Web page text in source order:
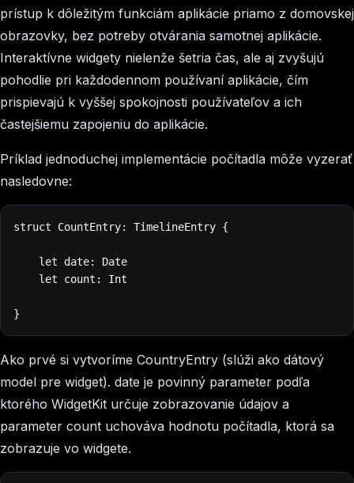
prístup k dôležitým funkciám aplikácie priamo z domovskej
obrazovky, bez potreby otvárania samotnej aplikácie.
Interaktívne widgety nielenže šetria čas, ale aj zvyšujú
pohodlie pri každodennom používaní aplikácie, čím
prispievajú k vyššej spokojnosti používateľov a ich
častejšiemu zapojeniu do aplikácie.
Príklad jednoduchej implementácie počítadla môže vyzerať
nasledovne:
struct CountEntry: TimelineEntry {
    let date: Date
    let count: Int
}
Ako prvé si vytvoríme CountryEntry (slúži ako dátový
model pre widget). date je povinný parameter podľa
ktorého WidgetKit určuje zobrazovanie údajov a
parameter count uchováva hodnotu počítadla, ktorá sa
zobrazuje vo widgete.